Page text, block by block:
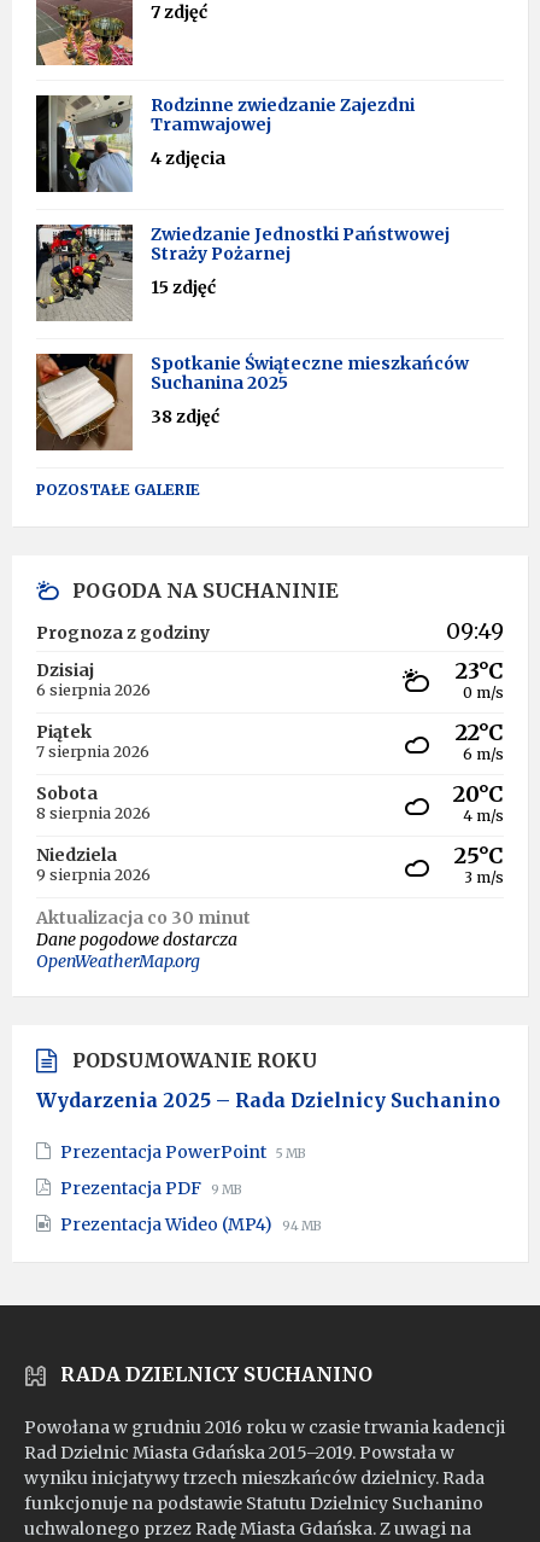
7 zdjęć
Rodzinne zwiedzanie Zajezdni
Tramwajowej
4 zdjęcia
Zwiedzanie Jednostki Państwowej
Straży Pożarnej
15 zdjęć
Spotkanie Świąteczne mieszkańców
Suchanina 2025
38 zdjęć
POZOSTAŁE GALERIE
POGODA NA SUCHANINIE
Prognoza z godziny 09:49
Dzisiaj
6 sierpnia 2026
23°C
0 m/s
Piątek
7 sierpnia 2026
22°C
6 m/s
Sobota
8 sierpnia 2026
20°C
4 m/s
Niedziela
9 sierpnia 2026
25°C
3 m/s
Aktualizacja co 30 minut
Dane pogodowe dostarcza
OpenWeatherMap.org
PODSUMOWANIE ROKU
Wydarzenia 2025 – Rada Dzielnicy Suchanino
Prezentacja PowerPoint File
File
5 MB
Prezentacja PDF File
pdf
File
9 MB
Prezentacja Wideo (MP4) File
mp4
File
94 MB
RADA DZIELNICY SUCHANINO
Powołana w grudniu 2016 roku w czasie trwania kadencji
Rad Dzielnic Miasta Gdańska 2015–2019. Powstała w
wyniku inicjatywy trzech mieszkańców dzielnicy. Rada
funkcjonuje na podstawie Statutu Dzielnicy Suchanino
uchwalonego przez Radę Miasta Gdańska. Z uwagi na